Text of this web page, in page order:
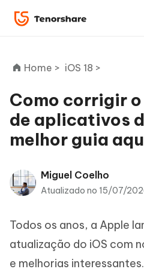
ReiBoot
for iOS
PDNob
PDF
iAnyGo
Home > iOS 18 >
Como corrigir
de aplicativos
melhor guia
Miguel Coelho
Atualizado no 15/07/
Todos os anos, a Apple
atualização do iOS com
e melhorias